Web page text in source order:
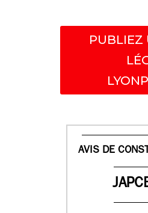
PUBLIEZ
AVIS DE